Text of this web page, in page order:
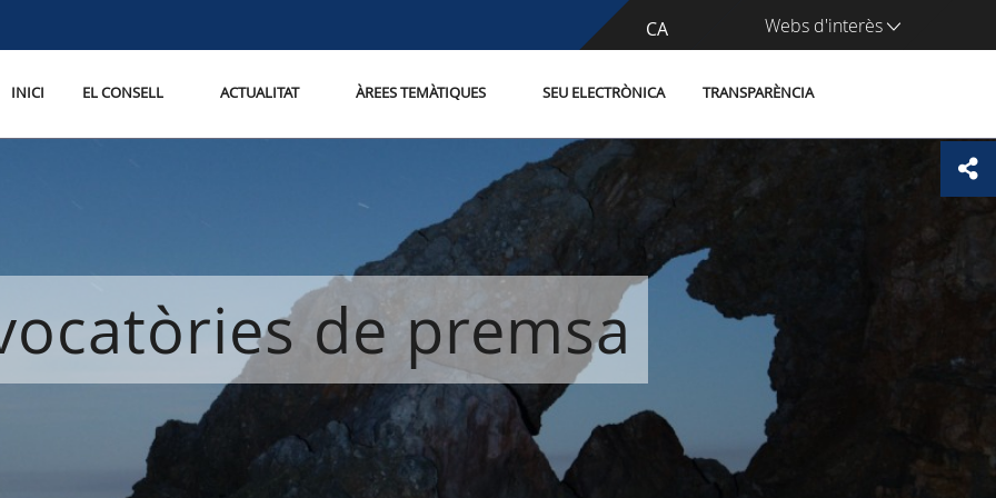
CA
ES Webs d'interès
INICI EL CONSELL ACTUALITAT ÀREES TEMÀTIQUES SEU ELECTRÒNICA TRANSPARÈNCIA
de premsa